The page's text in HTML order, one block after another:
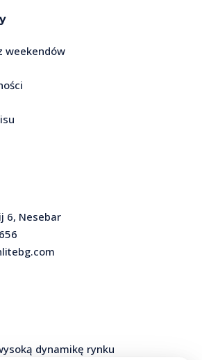
weekendów
6, Nesebar
dynamikę rynku